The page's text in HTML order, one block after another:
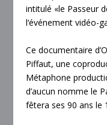
intitulé «le Passeur
l‘événement vidéo-
Ce documentaire
Piffaut, une
Métaphone
d’aucun nomme le
fêtera ses 90 ans le